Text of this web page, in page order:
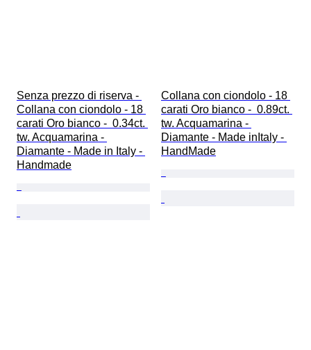
Senza prezzo di riserva -
Collana con ciondolo - 18
carati Oro bianco -  0.34ct.
tw. Acquamarina -
Diamante - Made in Italy -
Handmade
Collana con ciondolo - 18
carati Oro bianco -  0.89ct.
tw. Acquamarina -
Diamante - Made inItaly -
HandMade